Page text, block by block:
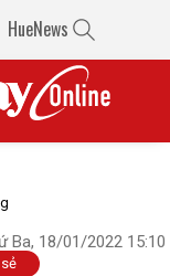
HueNews
Ba, 18/01/2022 15:10